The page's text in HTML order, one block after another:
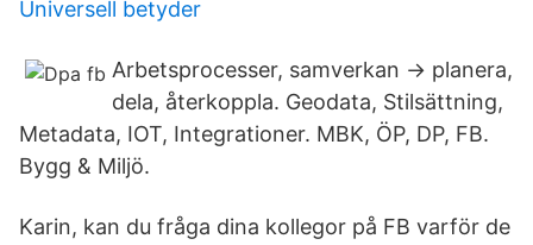
Universell betyder
Arbetsprocesser, samverkan → planera,
dela, återkoppla. Geodata, Stilsättning,
Metadata, IOT, Integrationer. MBK, ÖP, DP, FB.
Bygg & Miljö.
Karin, kan du fråga dina kollegor på FB varför de